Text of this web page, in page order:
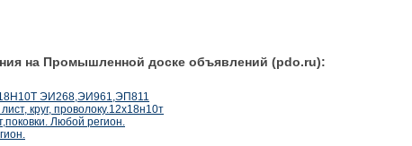
на Промышленной доске объявлений (pdo.ru):
ЭИ268,ЭИ961,ЭП811
круг, проволоку.12х18н10т
Любой регион.